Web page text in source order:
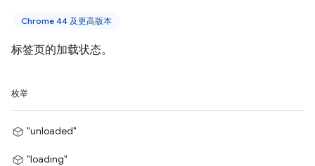
Chrome 44 及更高版本
标签页的加载状态。
枚举
"unloaded"
"loading"